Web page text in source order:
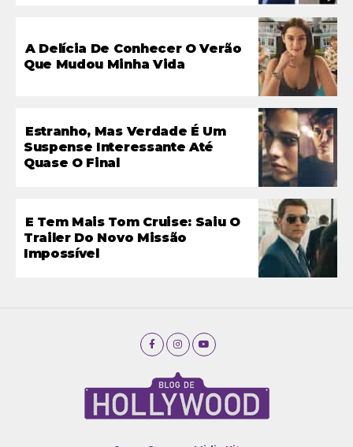
A Delícia De Conhecer O Verão
Que Mudou Minha Vida
Estranho, Mas Verdade É Um
Suspense Interessante Até
Quase O Final
E Tem Mais Tom Cruise: Saiu O
Trailer Do Novo Missão
Impossível